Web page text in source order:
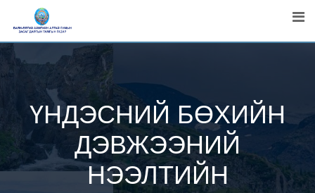
ҮНДЭСНИЙ БӨХИЙН
ДЭВЖЭЭНИЙ
НЭЭЛТИЙН